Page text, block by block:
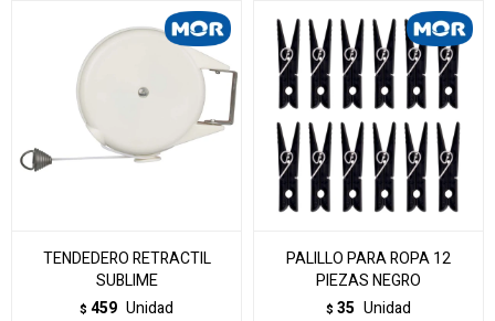
TENDEDERO RETRACTIL
SUBLIME
$ 459 Unidad
PALILLO PARA ROPA 12
PIEZAS NEGRO
$ 35 Unidad